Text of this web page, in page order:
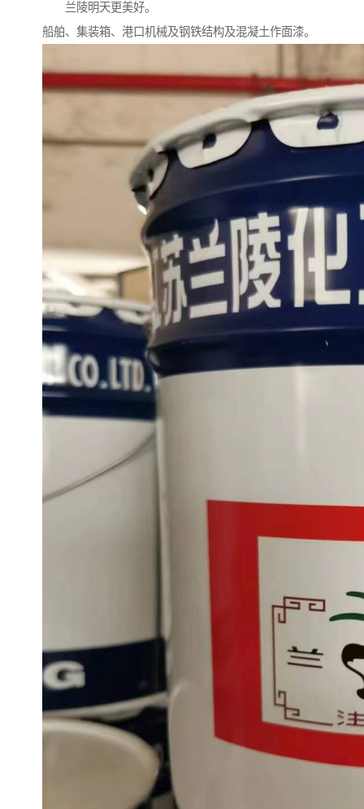
兰陵明天更美好。
船舶、集装箱、港口机械及钢铁结构及混凝土作面漆。